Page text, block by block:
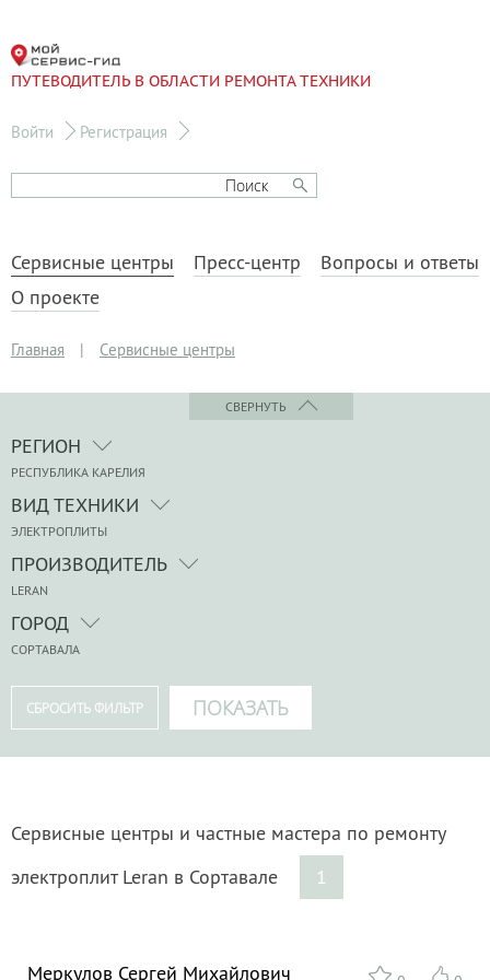
ПУТЕВОДИТЕЛЬ В ОБЛАСТИ РЕМОНТА ТЕХНИКИ
Войти Регистрация
Сервисные центры Пресс-центр
Вопросы и ответы
О проекте
Главная | Сервисные центры
СВЕРНУТЬ
РЕГИОН
РЕСПУБЛИКА КАРЕЛИЯ
ВИД ТЕХНИКИ
ЭЛЕКТРОПЛИТЫ
ПРОИЗВОДИТЕЛЬ
LERAN
ГОРОД
СОРТАВАЛА
Сервисные центры и частные мастера по ремонту
электроплит Leran в Сортавале
1
Меркулов Сергей Михайлович